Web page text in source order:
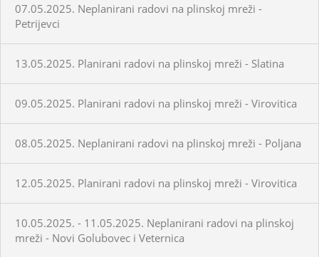
07.05.2025. Neplanirani radovi na plinskoj mreži -
Petrijevci
13.05.2025. Planirani radovi na plinskoj mreži - Slatina
09.05.2025. Planirani radovi na plinskoj mreži - Virovitica
08.05.2025. Neplanirani radovi na plinskoj mreži - Poljana
12.05.2025. Planirani radovi na plinskoj mreži - Virovitica
10.05.2025. - 11.05.2025. Neplanirani radovi na plinskoj
mreži - Novi Golubovec i Veternica